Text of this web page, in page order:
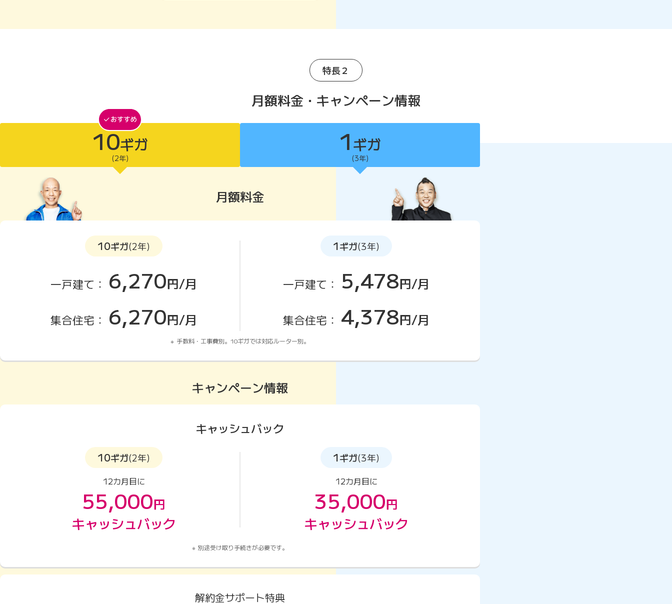
特長２
月額料金・キャンペーン情報
10ギガ
(2年)
1 ギガ
(3年)
月額料金
10ギガ(2年)
一戸建て： 6,270円/月
集合住宅： 6,270円/月
1ギガ(3年)
一戸建て： 5,478円/月
集合住宅： 4,378円/月
手数料・工事費別。10ギガでは対応ルーター別。
キャンペーン情報
キャッシュバック
10ギガ(2年)
12カ月目に
55,000円
キャッシュバック
1ギガ(3年)
12カ月目に
35,000円
キャッシュバック
別途受け取り手続きが必要です。
解約金サポート特典